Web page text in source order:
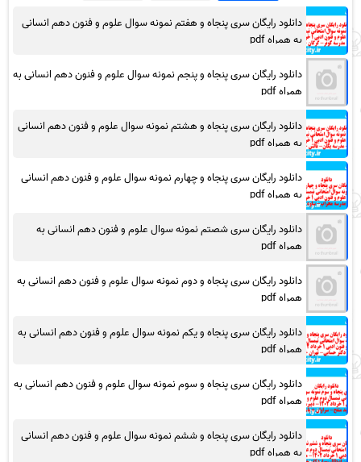
دانلود رایگان سری پنجاه و هفتم نمونه سوال علوم و فنون دهم انسانی
به همراه pdf
دانلود رایگان سری پنجاه و پنجم نمونه سوال علوم و فنون دهم انسانی به
همراه pdf
دانلود رایگان سری پنجاه و هشتم نمونه سوال علوم و فنون دهم انسانی
به همراه pdf
دانلود رایگان سری پنجاه و چهارم نمونه سوال علوم و فنون دهم انسانی
به همراه pdf
دانلود رایگان سری شصتم نمونه سوال علوم و فنون دهم انسانی به
همراه pdf
دانلود رایگان سری پنجاه و دوم نمونه سوال علوم و فنون دهم انسانی به
همراه pdf
دانلود رایگان سری پنجاه و یکم نمونه سوال علوم و فنون دهم انسانی به
همراه pdf
دانلود رایگان سری پنجاه و سوم نمونه سوال علوم و فنون دهم انسانی به
همراه pdf
دانلود رایگان سری پنجاه و ششم نمونه سوال علوم و فنون دهم انسانی
به همراه pdf